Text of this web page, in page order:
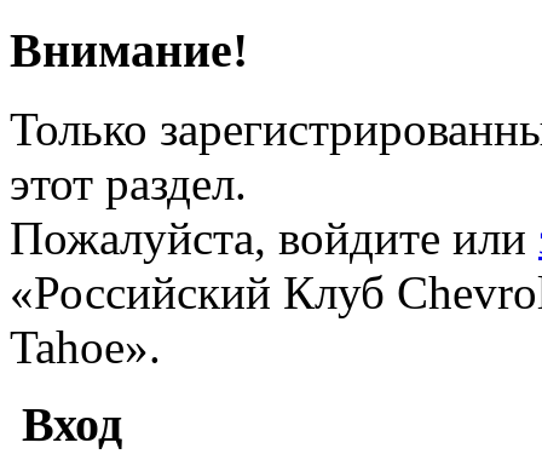
Внимание!
Только
этот раздел.
Пожалуйста, войдите или
«Российский Клуб
Tahoe».
Вход